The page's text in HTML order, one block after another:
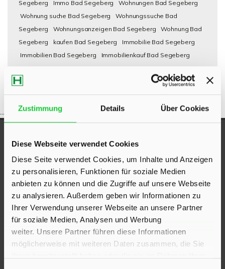
Zustimmung Details Über Cookies
Diese Webseite verwendet Cookies
Diese Seite verwendet Cookies, um Inhalte und Anzeigen
zu personalisieren, Funktionen für soziale Medien
anbieten zu können und die Zugriffe auf unsere Webseite
zu analysieren. Außerdem geben wir Informationen zu
Ihrer Verwendung unserer Webseite an unsere Partner
für soziale Medien, Analysen und Werbung
weiter. Unsere Partner führen diese Informationen
möglicherweise mit weiteren Daten zusammen, die Sie
Segeberg
Immo Bad Segeberg
Wohnungen Bad Segeberg
Wohnung suche Bad Segeberg
Wohnungssuche Bad
Segeberg
Wohnungsanzeigen Bad Segeberg
Wohnung Bad
Segeberg
kaufen Bad Segeberg
Immobilie Bad Segeberg
Immobilien Bad Segeberg
Immobilienkauf Bad Segeberg
...
UNSERE AUSZEICHNUNGEN